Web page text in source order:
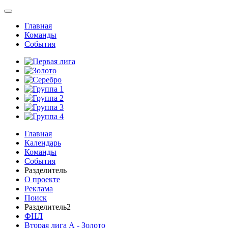
Главная
Команды
События
Главная
Календарь
Команды
События
Разделитель
О проекте
Реклама
Поиск
Разделитель2
ФНЛ
Вторая лига А - Золото